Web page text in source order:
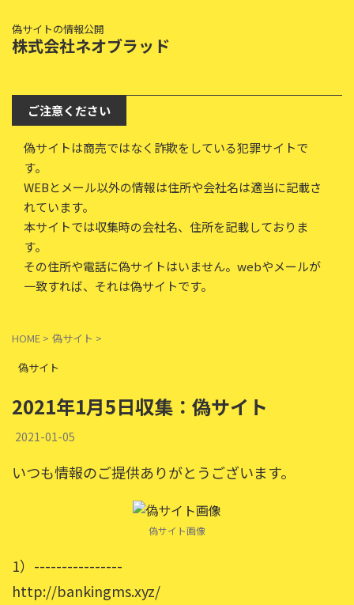
偽サイトの情報公開
株式会社ネオブラッド
ご注意ください
偽サイトは商売ではなく詐欺をしている犯罪サイトで
す。
WEBとメール以外の情報は住所や会社名は適当に記載さ
れています。
本サイトでは収集時の会社名、住所を記載しておりま
す。
その住所や電話に偽サイトはいません。webやメールが
一致すれば、それは偽サイトです。
HOME > 偽サイト >
偽サイト
2021年1月5日収集：偽サイト
2021-01-05
いつも情報のご提供ありがとうございます。
偽サイト画像
1）----------------
http://bankingms.xyz/